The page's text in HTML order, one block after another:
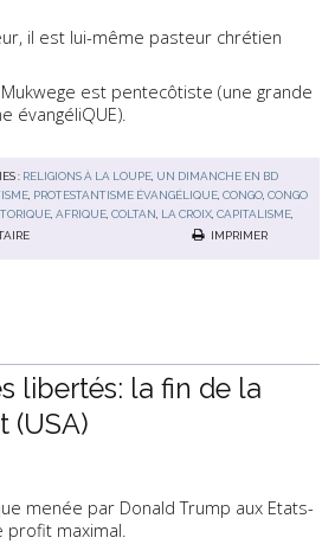
il est lui-même pasteur chrétien
est pentecôtiste (une grande
évangéliQUE).
: RELIGIONS À LA LOUPE, UN DIMANCHE EN BD
PROTESTANTISME ÉVANGÉLIQUE ,CONGO ,CONGO
,AFRIQUE ,COLTAN LA CROIX ,CAPITALISME
IMPRIMER
libertés: la fin de la
(USA)
menée par Donald Trump aux Etats-
profit maximal.